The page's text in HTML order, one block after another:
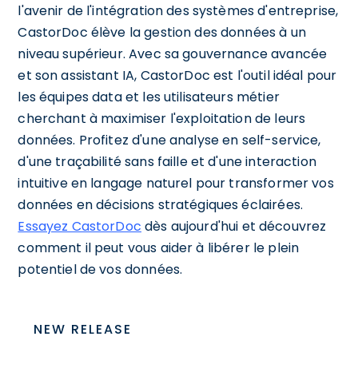
l'avenir de l'intégration des systèmes d'entreprise,
CastorDoc élève la gestion des données à un
niveau supérieur. Avec sa gouvernance avancée
et son assistant IA, CastorDoc est l'outil idéal pour
les équipes data et les utilisateurs métier
cherchant à maximiser l'exploitation de leurs
données. Profitez d'une analyse en self-service,
d'une traçabilité sans faille et d'une interaction
intuitive en langage naturel pour transformer vos
données en décisions stratégiques éclairées.
Essayez CastorDoc dès aujourd'hui et découvrez
comment il peut vous aider à libérer le plein
potentiel de vos données.
NEW RELEASE